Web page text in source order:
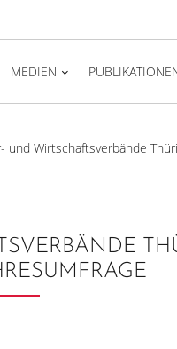
MEDIEN
und Wirtschaftsverbände